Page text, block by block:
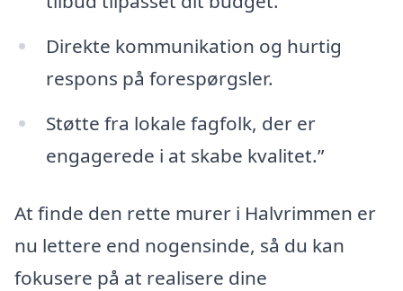
Direkte kommunikation og hurtig
respons på forespørgsler.
Støtte fra lokale fagfolk, der er
engagerede i at skabe kvalitet.”
At finde den rette murer i Halvrimmen er
nu lettere end nogensinde, så du kan
fokusere på at realisere dine